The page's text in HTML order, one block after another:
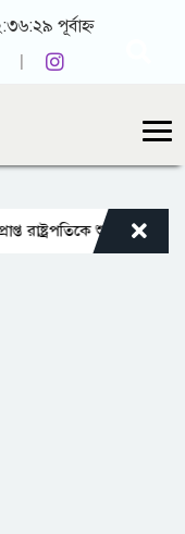
পূর্বাহ্ন
শুভেচ্ছা জানালেন